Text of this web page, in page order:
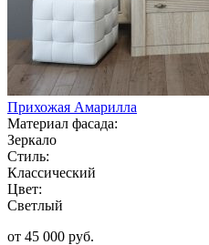
Прихожая Амарилла
Материал фасада:
Зеркало
Стиль:
Классический
Цвет:
Светлый
от 45 000 руб.